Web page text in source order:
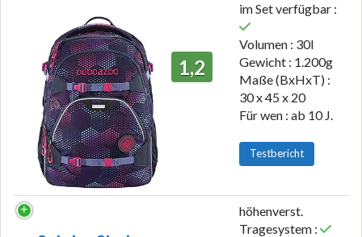
1,2
im Set verfügbar :
Volumen : 30l
Gewicht : 1.200g
Maße (BxHxT) :
30 x 45 x 20
Für wen : ab 10 J.
Testbericht
höhenverst.
Tragesystem :